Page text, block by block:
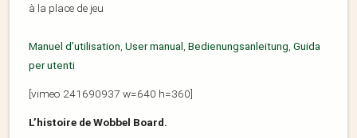
à la place de jeu
Manuel d’utilisation User manual Bedienungsanleitung Guida
per utenti
[vimeo 241690937 w=640 h=360]
L’histoire de Wobbel Board.